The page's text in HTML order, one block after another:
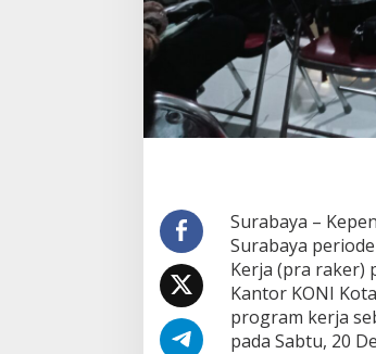
n
P
r
o
g
r
r
j
a
P
e
r
i
Surabaya –
Surabaya
Kerja (pra raker)
Kantor KONI
program kerja
pada Sabtu, 20